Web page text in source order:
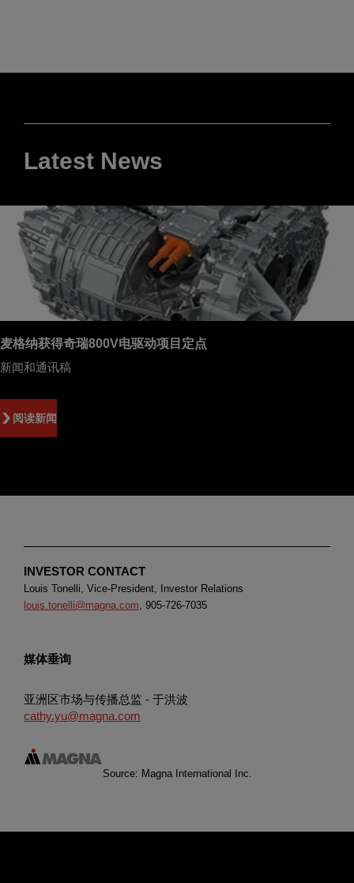
Latest News
麦格纳获得奇瑞800V电驱动项目定点
新闻和通讯稿
阅读新闻
INVESTOR CONTACT
Louis Tonelli, Vice-President, Investor Relations
louis.tonelli@magna.com, 905-726-7035
媒体垂询
亚洲区市场与传播总监 - 于洪波
cathy.yu@magna.com
Source: Magna International Inc.